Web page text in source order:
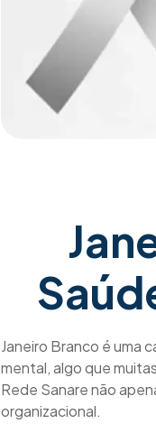
Janeiro Branco é uma
mental, algo que
Rede Sanare não
organizacional.